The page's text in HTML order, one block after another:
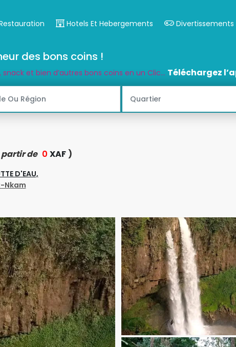
Hotels Et Hebergements Divertissements
des bons coins !
et bien d’autres bons coins en un Clic... Téléchargez
partir de 0 XAF )
D'EAU,
Nkam